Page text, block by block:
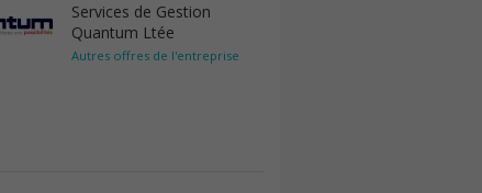
Services de Gestion
Quantum Ltée
Autres offres de l'entreprise